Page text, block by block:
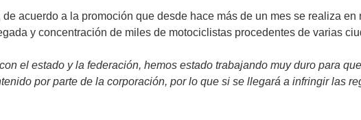
acuerdo a la promoción que desde hace más de un mes se realiza
y concentración de miles de motociclistas procedentes de varias
el estado y la federación, hemos estado trabajando muy duro para
por parte de la corporación, por lo que si se llegará a infringir las